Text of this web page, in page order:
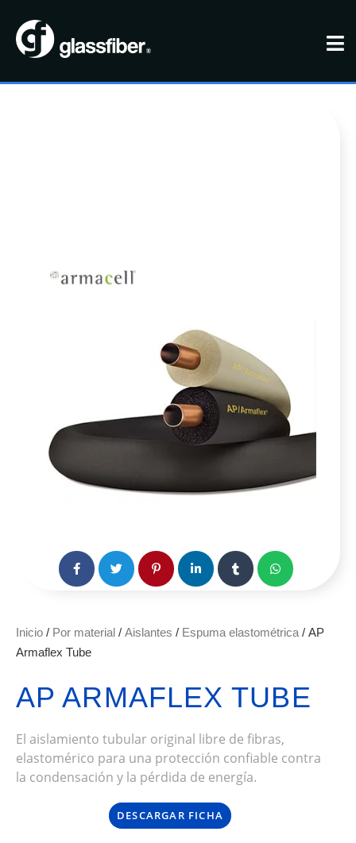
Inicio / Por material / Aislantes / Espuma elastométrica / AP
Armaflex Tube
AP ARMAFLEX TUBE
El aislamiento tubular original libre de fibras,
elastomérico para una protección confiable contra
la condensación y la pérdida de energía.
DESCARGAR FICHA